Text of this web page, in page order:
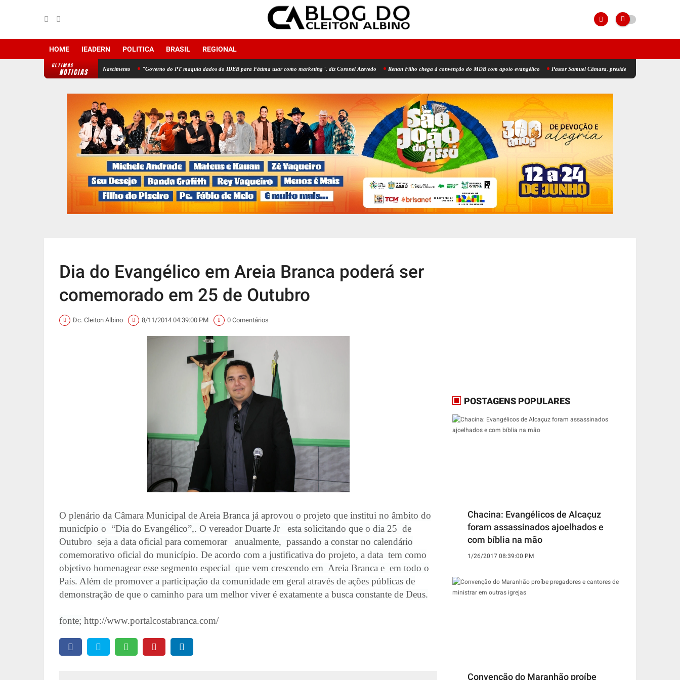
HOME IEADERN POLITICA BRASIL REGIONAL
ULTIMAS
NOTICIAS
a deputado estadual Jonata Nascimento "Governo do PT maquia dados do IDEB para Fátima usar como marketing", diz Coronel Azevedo Renan Filho chega à convenção do MDB com apoio evangélico Pastor Samuel Câmara, presidente da CADB, será suplente
Dia do Evangélico em Areia Branca poderá ser
comemorado em 25 de Outubro
Dc. Cleiton Albino 8/11/2014 04:39:00 PM 0 Comentários
O plenário da Câmara Municipal de Areia Branca já aprovou o projeto que institui no âmbito do
município o “Dia do Evangélico”,. O vereador Duarte Jr esta solicitando que o dia 25 de
Outubro seja a data oficial para comemorar anualmente, passando a constar no calendário
comemorativo oficial do município. De acordo com a justificativa do projeto, a data tem como
objetivo homenagear esse segmento especial que vem crescendo em Areia Branca e em todo o
País. Além de promover a participação da comunidade em geral através de ações públicas de
demonstração de que o caminho para um melhor viver é exatamente a busca constante de Deus.
fonte; http://www.portalcostabranca.com/
POSTAGENS POPULARES
Chacina: Evangélicos de Alcaçuz
foram assassinados ajoelhados e
com bíblia na mão
1/26/2017 08:39:00 PM
Convenção do Maranhão proíbe